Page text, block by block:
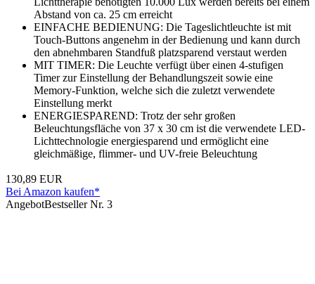
Abstand von ca. 25 cm erreicht
EINFACHE BEDIENUNG: Die Tageslichtleuchte ist mit
Touch-Buttons angenehm in der Bedienung und kann durch
den abnehmbaren Standfuß platzsparend verstaut werden
MIT TIMER: Die Leuchte verfügt über einen 4-stufigen
Timer zur Einstellung der Behandlungszeit sowie eine
Memory-Funktion, welche sich die zuletzt verwendete
Einstellung merkt
ENERGIESPAREND: Trotz der sehr großen
Beleuchtungsfläche von 37 x 30 cm ist die verwendete LED-
Lichttechnologie energiesparend und ermöglicht eine
gleichmäßige, flimmer- und UV-freie Beleuchtung
130,89 EUR
Bei Amazon kaufen*
AngebotBestseller Nr. 3